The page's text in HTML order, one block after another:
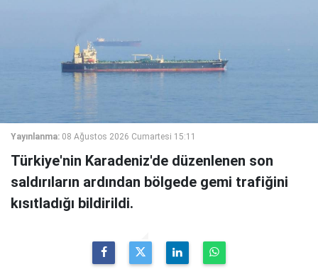
Yayınlanma: 08 Ağustos 2026 Cumartesi 15:11
Türkiye'nin Karadeniz'de düzenlenen son
saldırıların ardından bölgede gemi trafiğini
kısıtladığı bildirildi.